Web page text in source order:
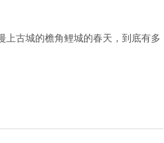
上古城的檐角鲤城的春天，到底有多